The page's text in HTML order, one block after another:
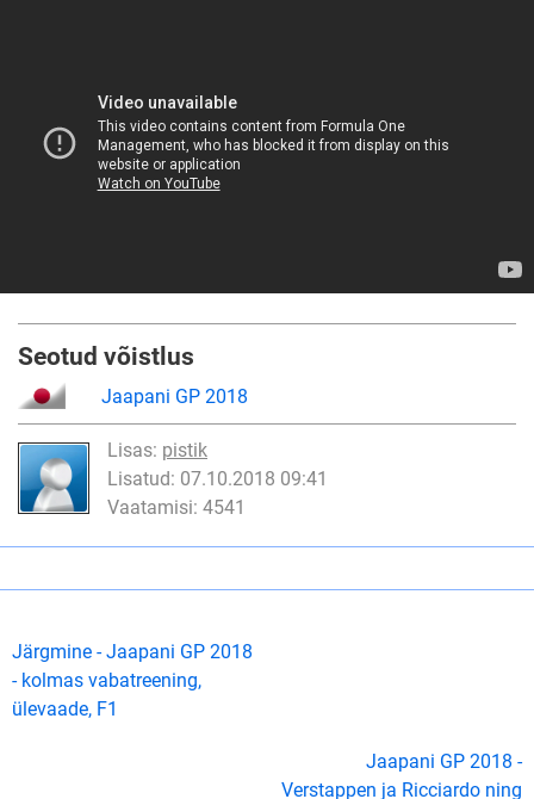
Seotud võistlus
Jaapani GP 2018
Lisas: pistik
Lisatud: 07.10.2018 09:41
Vaatamisi: 4541
Järgmine - Jaapani GP 2018
- kolmas vabatreening,
ülevaade, F1
Jaapani GP 2018 -
Verstappen ja Ricciardo ning